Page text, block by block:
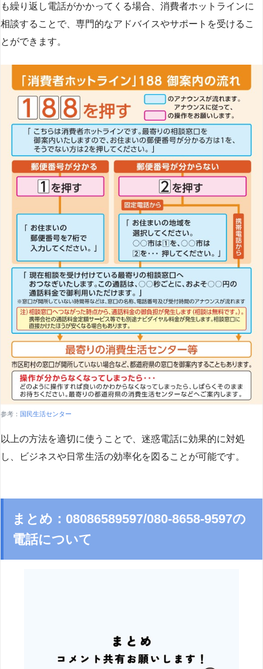
も繰り返し電話がかかってくる場合、消費者ホットラインに
相談することで、専門的なアドバイスやサポートを受けるこ
とができます​​。
参考： 国民生活センター
以上の方法を適切に使うことで、迷惑電話に効果的に対処
し、ビジネスや日常生活の効率化を図ることが可能です。
まとめ：08086589597/080-8658-9597の
電話について